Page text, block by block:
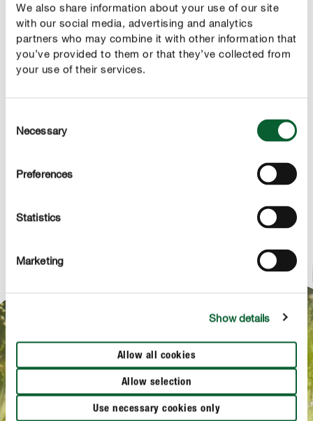
We also share information about your use of our site
with our social media, advertising and analytics
partners who may combine it with other information that
you’ve provided to them or that they’ve collected from
your use of their services.
Selection
Necessary
Preferences
Statistics
Marketing
Show details
Allow all cookies
Allow selection
Use necessary cookies only
mit Holzstäben zur Befestigung
ANWENDUNG
TECHNISCHE DETAILS
FRAG UNS ZUM PRODUKT
Bis zum 15.08.2026 Newsletter abonnieren
und gewinnen!
Melden Sie sich jetzt mit wenigen Klicks zu unserem
Newsletter an und gewinnen Sie eines von drei